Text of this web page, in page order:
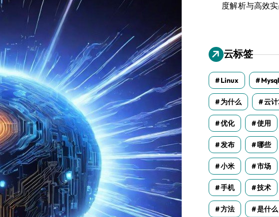
度解析与高效
云标签
Linux Mysql
为什么 云
优化 使用
发布 哪些
小米 市场
手机 技术
方法 是什么